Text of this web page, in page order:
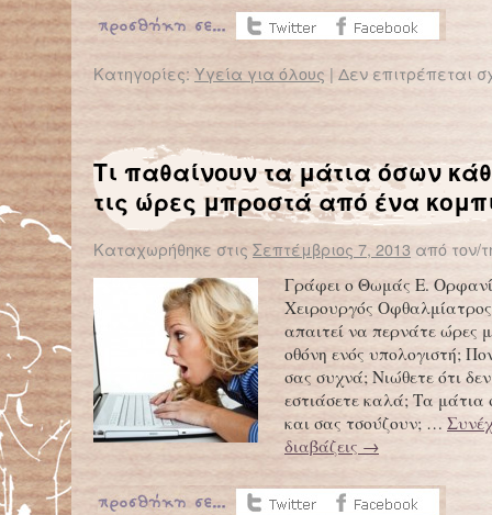
Κατηγορίες: Υγεία για όλους | Δεν επιτρέπεται
Τι παθαίνουν τα μάτια όσων
τις ώρες μπροστά από ένα
Καταχωρήθηκε στις Σεπτέμβριος 7, 2013 από τον/
Γράφει ο Θωμάς E.
Χειρουργός
απαιτεί να περνάτε ώρες
οθόνη ενός υπολογιστή;
σας συχνά; Νιώθετε ότι
εστιάσετε καλά; Τα μάτια
και σας τσούζουν; …
διαβάζεις →